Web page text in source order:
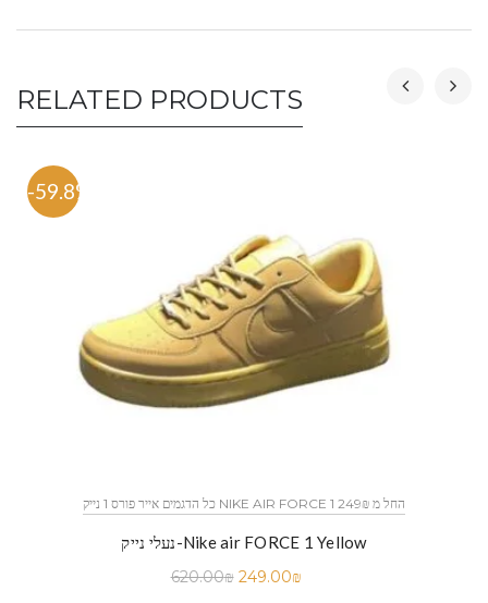
RELATED PRODUCTS
-59.8%
כל הדגמים אייר פורס 1 נייק NIKE AIR FORCE 1 החל מ 249₪
נעלי נייק-Nike air FORCE 1 Yellow
620.00₪ 249.00₪